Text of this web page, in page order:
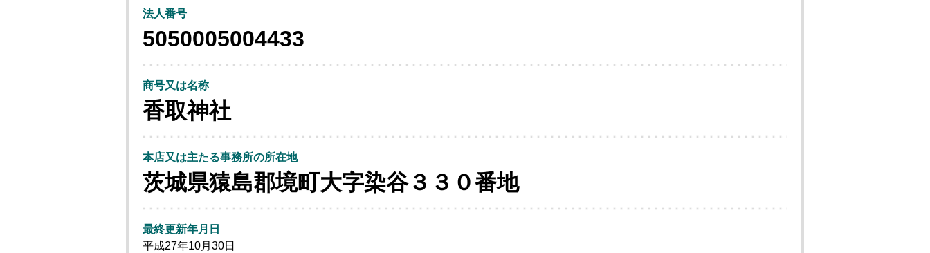
法人番号
5050005004433
商号又は名称
香取神社
本店又は主たる事務所の所在地
茨城県猿島郡境町大字染谷３３０番地
最終更新年月日
平成27年10月30日